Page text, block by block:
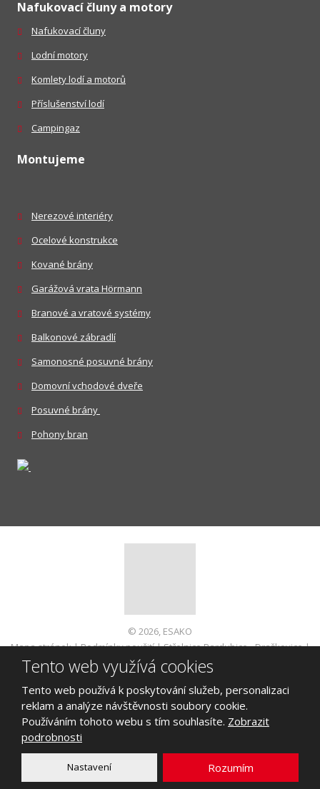
Nafukovací čluny a motory
Nafukovací čluny
Lodní motory
Komlety lodí a motorů
Příslušenství lodí
Campingaz
Montujeme
Nerezové interiéry
Ocelové konstrukce
Kované brány
Garážová vrata Hörmann
Branové a vratové systémy
Balkonové zábradlí
Samonosné posuvné brány
Domovní vchodové dveře
Posuvné brány
Pohony bran
© 2026, ESAKO
Mapa stránek|Podmínky použití|Střelnice Pardubice - Dražkovice|
Informace pro spotřebitele
VYROBILA
Tento web je chráněn pomocí Google ReCAPTCHA a platí pro něj
zásady ochrany osobních údajů a smluvní podmínky
Tento web využívá cookies
Tento web používá k poskytování služeb, personalizaci
reklam a analýze návštěvnosti soubory cookie.
Používáním tohoto webu s tím souhlasíte. Zobrazit
podrobnosti
Nastavení Rozumím